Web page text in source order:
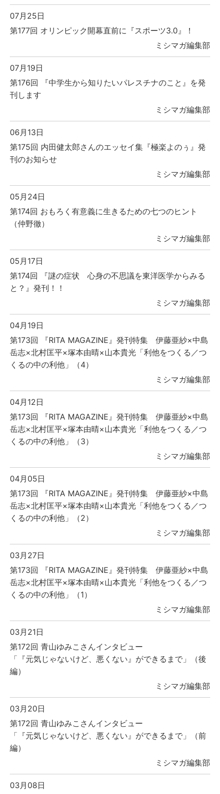
07月25日
第177回 オリンピック開幕直前に『スポーツ3.0』！
ミシマガ編集部
07月19日
第176回 『中学生から知りたいパレスチナのこと』を発
刊します
ミシマガ編集部
06月13日
第175回 内田健太郎さんのエッセイ集『極楽よのぅ』発
刊のお知らせ
ミシマガ編集部
05月24日
第174回 おもろく有意義に生きるための七つのヒント
（仲野徹）
ミシマガ編集部
05月17日
第174回 『謎の症状 心身の不思議を東洋医学からみる
と？』発刊！！
ミシマガ編集部
04月19日
第173回 『RITA MAGAZINE』発刊特集 伊藤亜紗×中島
岳志×北村匡平×塚本由晴×山本貴光「利他をつくる／つ
くるの中の利他」（4）
ミシマガ編集部
04月12日
第173回 『RITA MAGAZINE』発刊特集 伊藤亜紗×中島
岳志×北村匡平×塚本由晴×山本貴光「利他をつくる／つ
くるの中の利他」（3）
ミシマガ編集部
04月05日
第173回 『RITA MAGAZINE』発刊特集 伊藤亜紗×中島
岳志×北村匡平×塚本由晴×山本貴光「利他をつくる／つ
くるの中の利他」（2）
ミシマガ編集部
03月27日
第173回 『RITA MAGAZINE』発刊特集 伊藤亜紗×中島
岳志×北村匡平×塚本由晴×山本貴光「利他をつくる／つ
くるの中の利他」（1）
ミシマガ編集部
03月21日
第172回 青山ゆみこさんインタビュー
「『元気じゃないけど、悪くない』ができるまで」（後
編）
ミシマガ編集部
03月20日
第172回 青山ゆみこさんインタビュー
「『元気じゃないけど、悪くない』ができるまで」（前
編）
ミシマガ編集部
03月08日